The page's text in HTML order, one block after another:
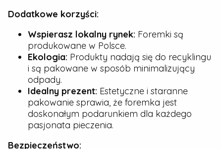
Dodatkowe korzyści:
Wspierasz lokalny rynek: Foremki są
produkowane w Polsce.
Ekologia: Produkty nadają się do recyklingu
i są pakowane w sposób minimalizujący
odpady.
Idealny prezent: Estetyczne i staranne
pakowanie sprawia, że foremka jest
doskonałym podarunkiem dla każdego
pasjonata pieczenia.
Bezpieczeństwo: